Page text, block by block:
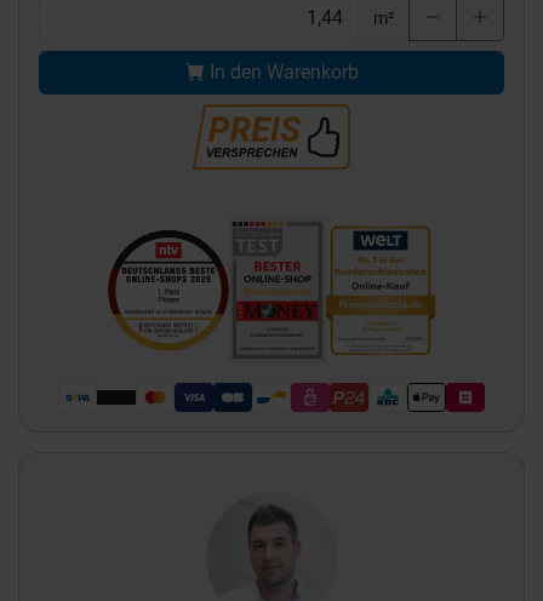
m²
In den Warenkorb